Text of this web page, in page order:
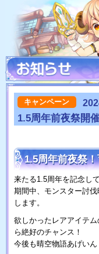
キャンペーン
1.5周年前夜祭開
1.5周年前夜祭
来たる1.5周年を記念し
期間中、モンスター討
します。
欲しかったレアアイテ
ら絶好のチャンス！
今後も晴空物語あげい